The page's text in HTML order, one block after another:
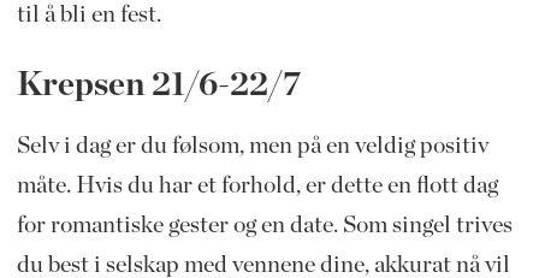
til å bli en fest.
Krepsen 21/6-22/7
Selv i dag er du følsom, men på en veldig positiv
måte. Hvis du har et forhold, er dette en flott dag
for romantiske gester og en date. Som singel trives
du best i selskap med vennene dine, akkurat nå vil